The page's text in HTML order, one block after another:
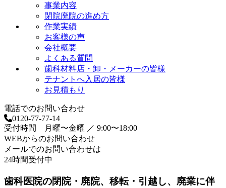
事業内容
閉院廃院の進め方
作業実績
お客様の声
会社概要
よくある質問
歯科材料店・卸・メーカーの皆様
テナントへ入居の皆様
お見積もり
電話でのお問い合わせ
0120-77-77-14
受付時間 月曜〜金曜 ／ 9:00〜18:00
WEBからのお問い合わせ
メールでのお問い合わせは
24時間受付中
歯科医院の閉院・廃院、移転・引越し、廃業に伴